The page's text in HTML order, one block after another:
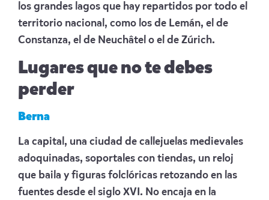
los grandes lagos que hay repartidos por todo el
territorio nacional, como los de Lemán, el de
Constanza, el de Neuchâtel o el de Zúrich.
Lugares que no te debes
perder
Berna
La capital, una ciudad de callejuelas medievales
adoquinadas, soportales con tiendas, un reloj
que baila y figuras folclóricas retozando en las
fuentes desde el siglo XVI. No encaja en la